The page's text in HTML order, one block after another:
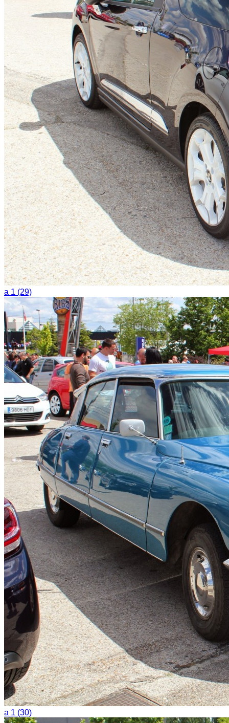
a 1 (29)
a 1 (30)